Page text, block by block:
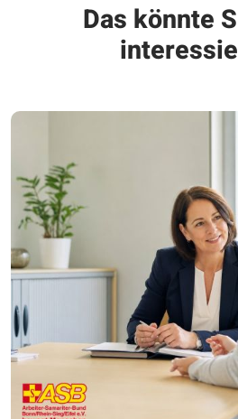
Das könnte